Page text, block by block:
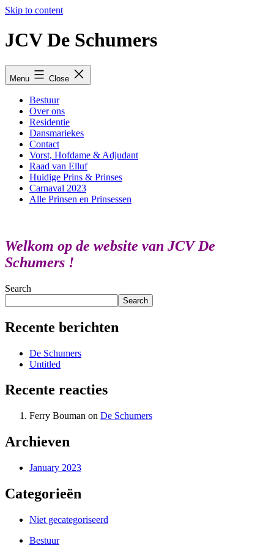
Skip to content
JCV De Schumers
Menu Close
Bestuur
Over ons
Residentie
Dansmariekes
Contact
Vorst, Hofdame & Adjudant
Raad van Elluf
Huidige Prins & Prinses
Carnaval 2023
Alle Prinsen en Prinsessen
Welkom op de website van JCV De
Schumers !
Search
Search
Recente berichten
De Schumers
Untitled
Recente reacties
Ferry Bouman on De Schumers
Archieven
January 2023
Categorieën
Niet gecategoriseerd
Bestuur